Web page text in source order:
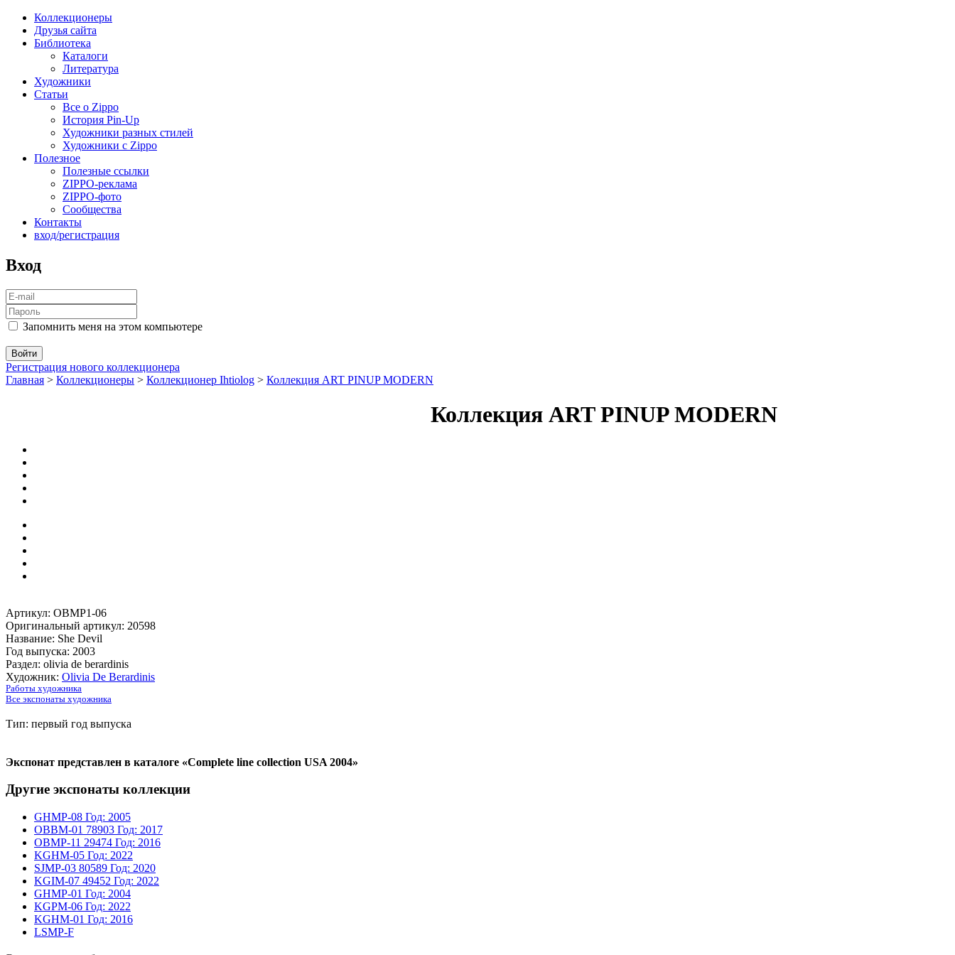
Коллекционеры
Друзья сайта
Библиотека
Каталоги
Литература
Художники
Статьи
Все о Zippo
История Pin-Up
Художники разных стилей
Художники с Zippo
Полезное
Полезные ссылки
ZIPPO-реклама
ZIPPO-фото
Сообщества
Контакты
вход/регистрация
Вход
Запомнить меня на этом компьютере
Регистрация нового коллекционера
Главная > Коллекционеры > Коллекционер Ihtiolog > Коллекция ART PINUP MODERN
Коллекция ART PINUP MODERN
Артикул: OBMP1-06
Оригинальный артикул: 20598
Название: She Devil
Год выпуска: 2003
Раздел: olivia de berardinis
Художник: Olivia De Berardinis
Работы художника
Все экспонаты художника
Тип: первый год выпуска
Экспонат представлен в каталоге «Complete line collection USA 2004»
Другие экспонаты коллекции
GHMP-08 Год: 2005
OBBM-01 78903 Год: 2017
OBMP-11 29474 Год: 2016
KGHM-05 Год: 2022
SJMP-03 80589 Год: 2020
KGIM-07 49452 Год: 2022
GHMP-01 Год: 2004
KGPM-06 Год: 2022
KGHM-01 Год: 2016
LSMP-F